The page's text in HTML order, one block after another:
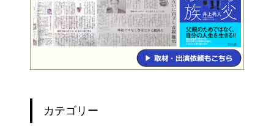
カテゴリー